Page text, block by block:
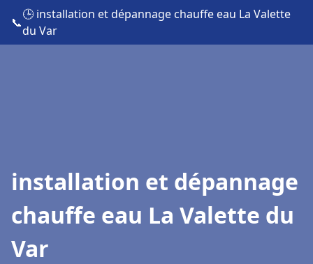
📞
🕒 installation et dépannage chauffe eau La Valette
du Var
installation et dépannage
chauffe eau La Valette du
Var